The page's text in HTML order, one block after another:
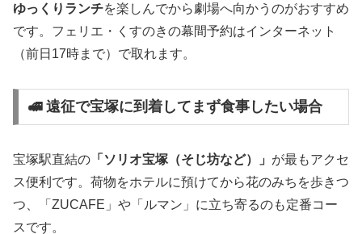
ゆっくりランチを楽しんでから劇場へ向かうのがおすすめ
です。フェリエ・くすのきの幕間予約はインターネット
（前日17時まで）で取れます。
🚅 遠征で宝塚に到着してまず食事したい場合
宝塚駅直結の 「ソリオ宝塚（そじ坊など）」 が最もアクセ
ス便利です。荷物をホテルに預けてから花のみちを歩きつ
つ、「ZUCAFE」や「ルマン」に立ち寄るのも定番コー
スです。